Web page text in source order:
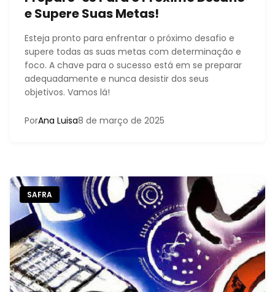
e Supere Suas Metas!
Esteja pronto para enfrentar o próximo desafio e
supere todas as suas metas com determinação e
foco. A chave para o sucesso está em se preparar
adequadamente e nunca desistir dos seus
objetivos. Vamos lá!
PorAna Luisa8 de março de 2025
SAFRA